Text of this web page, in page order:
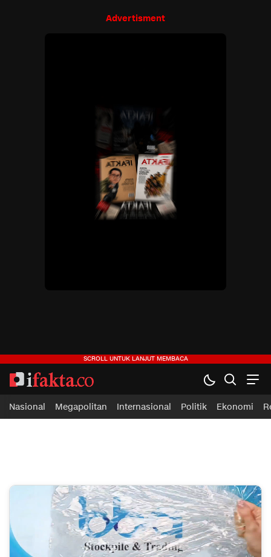
Advertisment
Nasional Megapolitan Internasional Politik Ekonomi